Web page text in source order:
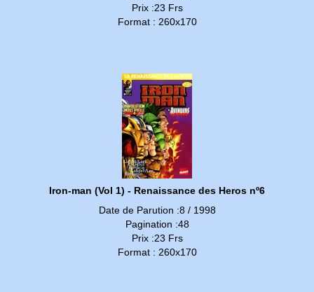
Prix :23 Frs
Format : 260x170
Iron-man (Vol 1) - Renaissance des Heros nº6
Date de Parution :8 / 1998
Pagination :48
Prix :23 Frs
Format : 260x170